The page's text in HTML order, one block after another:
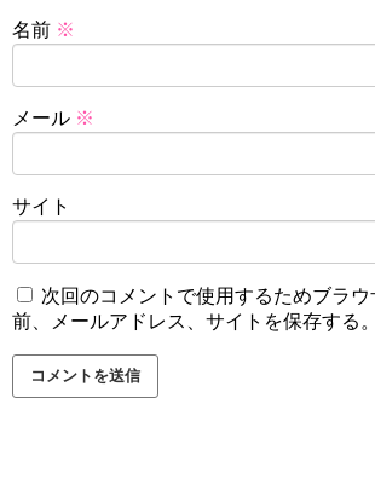
名前 ※
メール ※
サイト
次回のコメントで使用するためブラ
前、メールアドレス、サイトを保存する。